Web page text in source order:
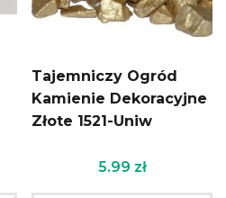
Tajemniczy Ogród
Kamienie Dekoracyjne
Złote 1521-Uniw
5.99 zł